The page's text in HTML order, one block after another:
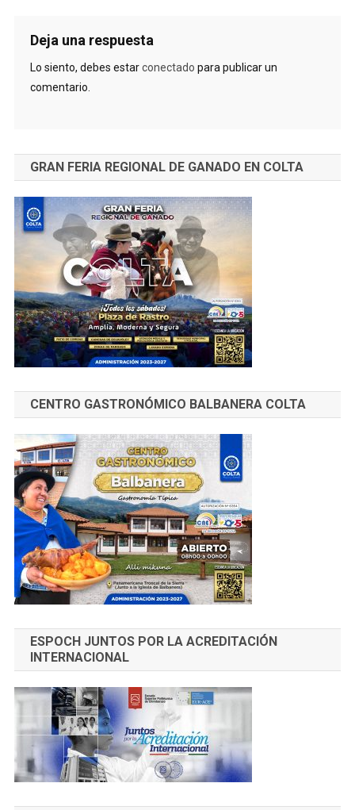
Deja una respuesta
Lo siento, debes estarconectado para publicar un
comentario.
GRAN FERIA REGIONAL DE GANADO EN COLTA
CENTRO GASTRONÓMICO BALBANERA COLTA
ESPOCH JUNTOS POR LA ACREDITACIÓN
INTERNACIONAL